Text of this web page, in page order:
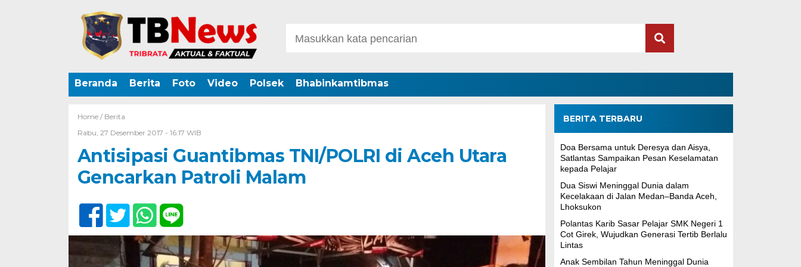
Beranda Berita Foto Video Polsek Bhabinkamtibmas
Home / Berita
Rabu, 27 Desember 2017 - 16:17 WIB
Antisipasi Guantibmas TNI/POLRI di Aceh Utara
Gencarkan Patroli Malam
BERITA TERBARU
Doa Bersama untuk Deresya dan Aisya,
Satlantas Sampaikan Pesan Keselamatan
kepada Pelajar
Dua Siswi Meninggal Dunia dalam
Kecelakaan di Jalan Medan–Banda Aceh,
Lhoksukon
Polantas Karib Sasar Pelajar SMK Negeri 1
Cot Girek, Wujudkan Generasi Tertib Berlalu
Lintas
Anak Sembilan Tahun Meninggal Dunia